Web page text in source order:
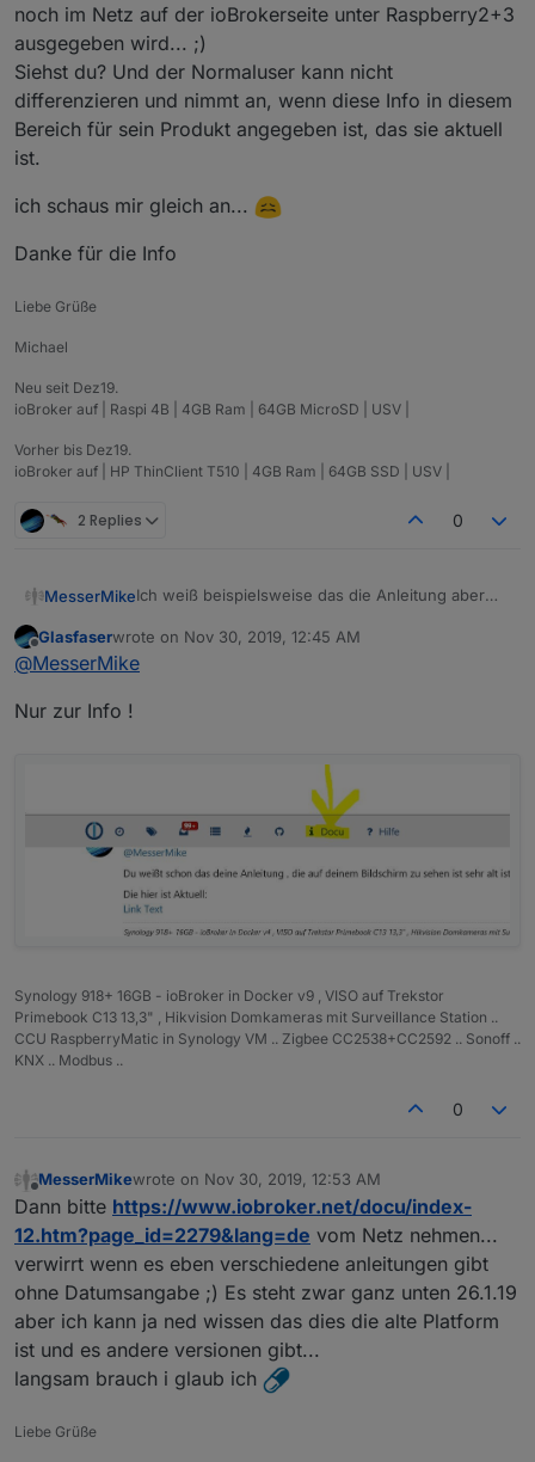
noch im Netz auf der ioBrokerseite unter Raspberry2+3
ausgegeben wird... ;)
Siehst du? Und der Normaluser kann nicht
differenzieren und nimmt an, wenn diese Info in diesem
Bereich für sein Produkt angegeben ist, das sie aktuell
ist.
ich schaus mir gleich an...
Danke für die Info
Liebe Grüße
Michael
Neu seit Dez19.
ioBroker auf | Raspi 4B | 4GB Ram | 64GB MicroSD | USV |
Vorher bis Dez19.
ioBroker auf | HP ThinClient T510 | 4GB Ram | 64GB SSD | USV |
2 Replies 0
MesserMikeIch weiß beispielsweise das die Anleitung aber
Raspberry2+3 ausgegeben wird... ;)
Siehst du? Und der Normaluser kann nicht
ich schaus mir gleich an...
Offline
Glasfaserwrote on Nov 30, 2019, 12:45 AM
last edited by
@MesserMike
Nur zur Info !
Synology 918+ 16GB - ioBroker in Docker v9 , VISO auf Trekstor
Primebook C13 13,3" , Hikvision Domkameras mit Surveillance Station ..
CCU RaspberryMatic in Synology VM .. Zigbee CC2538+CC2592 .. Sonoff ..
KNX .. Modbus ..
0
Offline
MesserMikewrote on Nov 30, 2019, 12:53 AM
last edited by
Dann bitte https://www.iobroker.net/docu/index-
12.htm?page_id=2279&lang=de vom Netz nehmen...
verwirrt wenn es eben verschiedene anleitungen gibt
ohne Datumsangabe ;) Es steht zwar ganz unten 26.1.19
aber ich kann ja ned wissen das dies die alte Platform
ist und es andere versionen gibt...
langsam brauch i glaub ich
Liebe Grüße